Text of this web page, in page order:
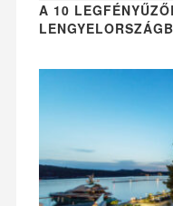
A 10